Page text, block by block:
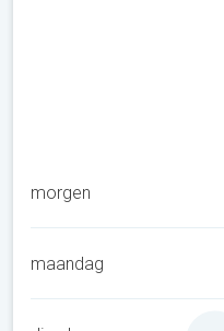
morgen
maandag